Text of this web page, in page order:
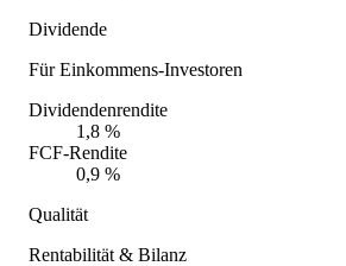
Dividende
Für Einkommens-Investoren
Dividendenrendite
1,8 %
FCF-Rendite
0,9 %
Qualität
Rentabilität & Bilanz